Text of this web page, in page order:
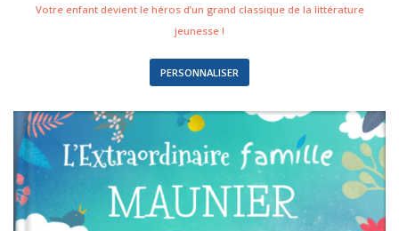
sur 5
basé sur
notations
client
Votre enfant devient le héros d’un grand classique de la littérature
jeunesse !
PERSONNALISER